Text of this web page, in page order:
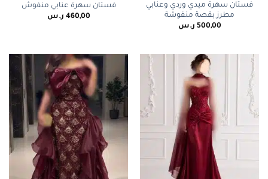
فستان سهرة ميدي وردي وعنابي
مطرز بقصة منفوشة
500,00 ر.س
فستان سهرة عنابي منفوش
460,00 ر.س